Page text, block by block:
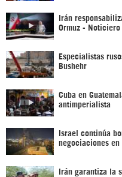
Irán
Ormuz -
Especialistas
Bushehr
Cuba en
antimperialista
Israel continúa
negociaciones en
Irán garantiza la